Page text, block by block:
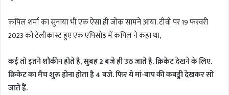
कपिल शर्मा का सुनाया भी एक ऐसा ही जोक सामने आया. टीवी पर 19 फरवरी
2023 को टेलीकास्ट हुए एक एपिसोड में कपिल ने कहा था,
कई तो इतने शौकीन होते हैं, सुबह 2 बजे ही उठ जाते हैं. क्रिकेट देखने के लिए.
क्रिकेट का मैच शुरू होना होता है 4 बजे. फिर ये मां-बाप की कबड्डी देखकर सो
जाते हैं.